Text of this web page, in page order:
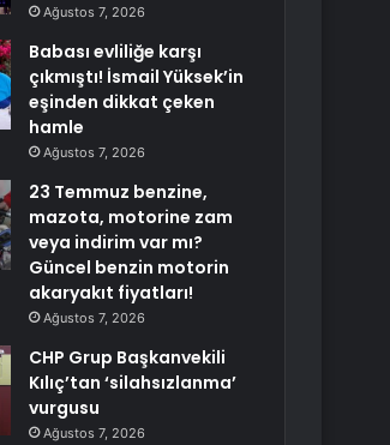
Ağustos 7, 2026
Babası evliliğe karşı
çıkmıştı! İsmail Yüksek’in
eşinden dikkat çeken
hamle
Ağustos 7, 2026
23 Temmuz benzine,
mazota, motorine zam
veya indirim var mı?
Güncel benzin motorin
akaryakıt fiyatları!
Ağustos 7, 2026
CHP Grup Başkanvekili
Kılıç’tan ‘silahsızlanma’
vurgusu
Ağustos 7, 2026